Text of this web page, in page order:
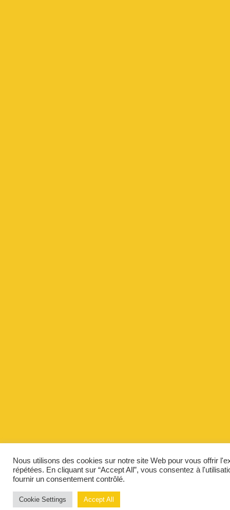
Nous utilisons des cookies sur notre site Web pour vous offrir
répétées. En cliquant sur “Accept All”, vous consentez à
fournir un consentement contrôlé.
Cookie Settings Accept All